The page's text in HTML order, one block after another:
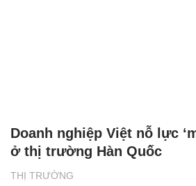
THỊ TRƯỜNG
Doanh nghiệp Việt nỗ lực
ở thị trường Hàn Quốc